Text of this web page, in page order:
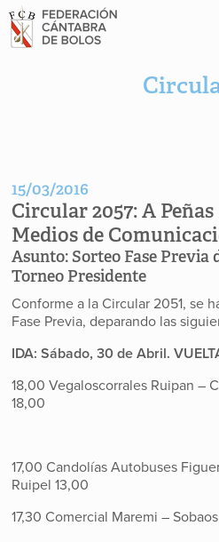
15/03/2016
Circular 2057:A
Medios de
Asunto: Sorteo Fase Previa
Torneo Presidente
Conforme a la Circular 2051, se
Fase Previa, deparando las
IDA: Sábado, 30 de Abril.
18,00 Vegaloscorrales Ruipan –
18,00
17,00 Candolías Autobuses
Ruipel 13,00
17,30 Comercial Maremi –